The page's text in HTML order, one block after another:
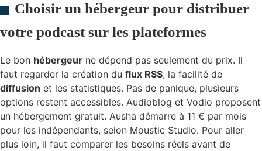
Choisir un hébergeur pour distribuer
votre podcast sur les plateformes
Le bon hébergeur ne dépend pas seulement du prix. Il
faut regarder la création du flux RSS, la facilité de
diffusion et les statistiques. Pas de panique, plusieurs
options restent accessibles. Audioblog et Vodio proposent
un hébergement gratuit. Ausha démarre à 11 € par mois
pour les indépendants, selon Moustic Studio. Pour aller
plus loin, il faut comparer les besoins réels avant de